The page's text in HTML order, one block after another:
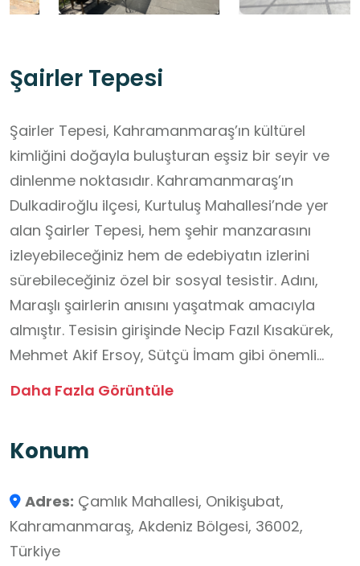
Şairler Tepesi
Şairler Tepesi, Kahramanmaraş’ın kültürel
kimliğini doğayla buluşturan eşsiz bir seyir ve
dinlenme noktasıdır. Kahramanmaraş’ın
Dulkadiroğlu ilçesi, Kurtuluş Mahallesi’nde yer
alan Şairler Tepesi, hem şehir manzarasını
izleyebileceğiniz hem de edebiyatın izlerini
sürebileceğiniz özel bir sosyal tesistir. Adını,
Maraşlı şairlerin anısını yaşatmak amacıyla
almıştır. Tesisin girişinde Necip Fazıl Kısakürek,
Mehmet Akif Ersoy, Sütçü İmam gibi önemli
isimlerin büstleri ve şiir panoları yer alır.
bulunur. Özellikle gün batımında şehir
unutulmaz bir deneyim sunar. Kültürel etkinlikler
ve şiir dinletileri zaman zaman burada
düzenlenmektedir.
Daha Fazla Görüntüle
Konum
Adres: Çamlık Mahallesi, Onikişubat,
Kahramanmaraş, Akdeniz Bölgesi, 36002,
Türkiye